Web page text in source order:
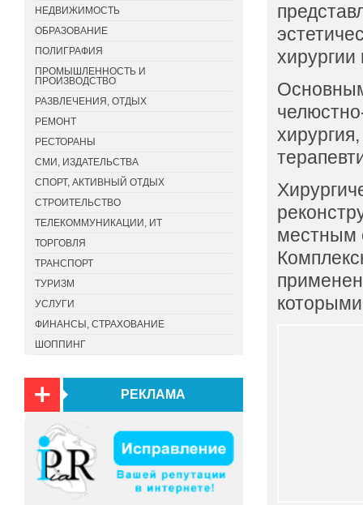
хирургии
местным
НЕДВИЖИМОСТЬ
ОБРАЗОВАНИЕ
ПОЛИГРАФИЯ
ПРОМЫШЛЕННОСТЬ И
ПРОИЗВОДСТВО
РАЗВЛЕЧЕНИЯ, ОТДЫХ
РЕМОНТ
РЕСТОРАНЫ
СМИ, ИЗДАТЕЛЬСТВА
СПОРТ, АКТИВНЫЙ ОТДЫХ
СТРОИТЕЛЬСТВО
ТЕЛЕКОММУНИКАЦИИ, ИТ
ТОРГОВЛЯ
ТРАНСПОРТ
ТУРИЗМ
УСЛУГИ
ФИНАНСЫ, СТРАХОВАНИЕ
ШОППИНГ
РЕКЛАМА